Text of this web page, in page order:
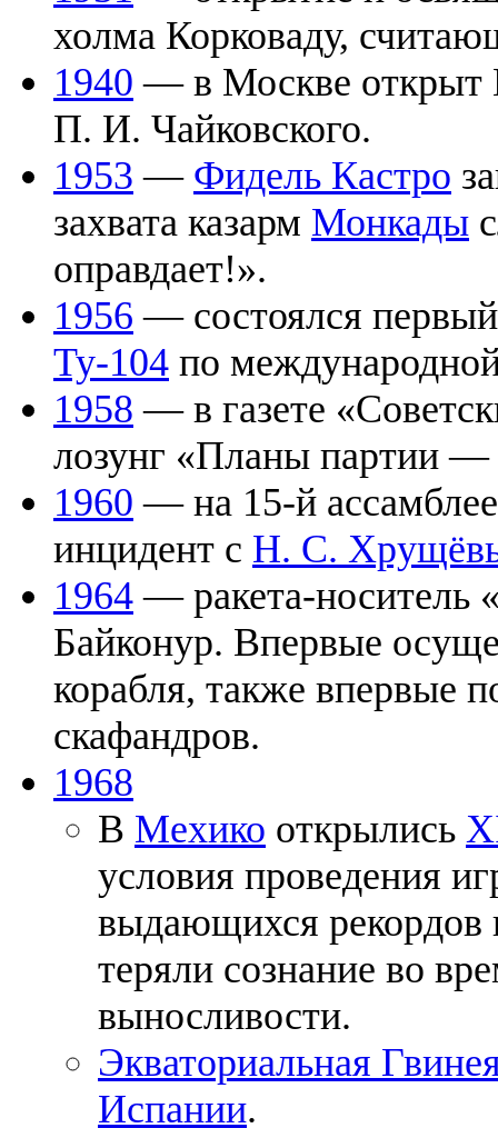
холма Корковаду,
1940 — в Москве открыт
П. И. Чайковского.
1953 — Фидель Кастро
захвата казарм Монкады
оправдает!».
1956 — состоялся
Ту-104 по
1958 — в газете
лозунг «Планы партии —
1960 — на 15-й
инцидент с Н. С.
1964 — ракета-носитель
Байконур. Впервые
корабля, также впервые
скафандров.
1968
В Мехико открылись
условия проведения
выдающихся рекордов
теряли сознание во
выносливости.
Экваториальная
Испании.